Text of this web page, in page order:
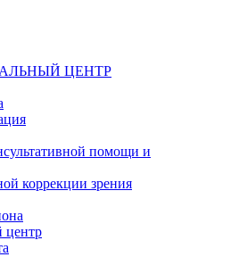
ЦЕНТР
помощи и
коррекции зрения
центр